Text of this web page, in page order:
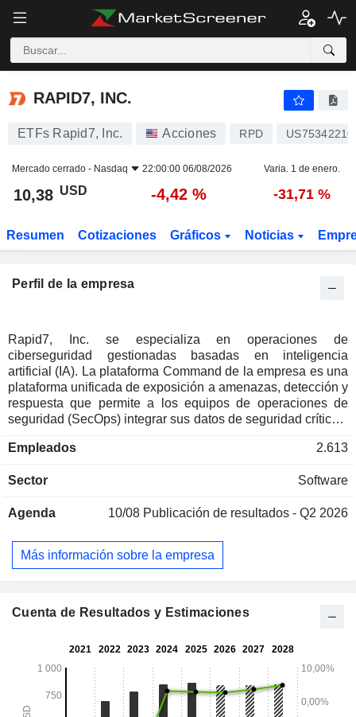
RAPID7, INC.
RAPID7, INC.
ETFs Rapid7, Inc. Acciones RPD
Mercado cerrado - Nasdaq 22:00:00 06/08/2026 Varia. 1 de enero.
10,38 USD -4,42 % -31,71 %
Resumen Cotizaciones Gráficos Noticias
Perfil de la empresa
Rapid7, Inc. se especializa en operaciones de
ciberseguridad gestionadas basadas en inteligencia
artificial (IA). La plataforma Command de la empresa es una
plataforma unificada de exposición a amenazas, detección y
respuesta que permite a los equipos de operaciones de
seguridad (SecOps) integrar sus datos de seguridad críticos,
las exposiciones y las amenazas, desde los dispositivos
seguridad y prevenir ataques. Su oferta incluye detección y
servicios. Sus ofertas de detección y respuesta incluyen
Incident Response Services, Threat Intelligence, Managed
Digital Risk Protection y Vector Command. Sus ofertas de
Vulnerability Management. Sus otras capacidades y
Empleados 2.613
Sector Software
Agenda 10/08 Publicación de resultados - Q2 2026
Más información sobre la empresa
Cuenta de Resultados y Estimaciones